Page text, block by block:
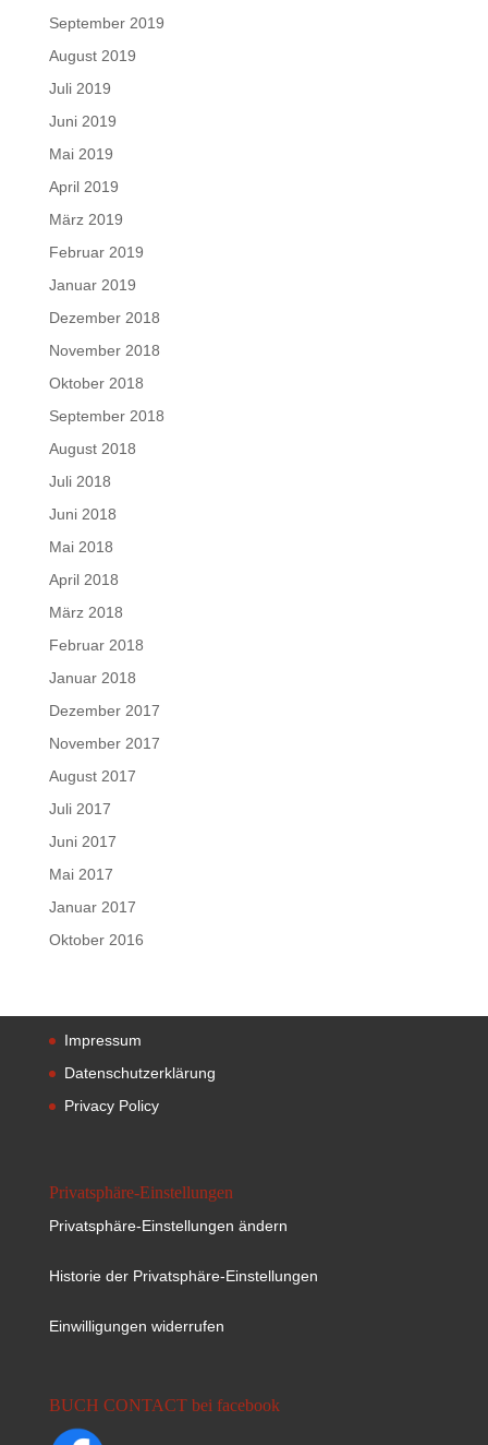
September 2019
August 2019
Juli 2019
Juni 2019
Mai 2019
April 2019
März 2019
Februar 2019
Januar 2019
Dezember 2018
November 2018
Oktober 2018
September 2018
August 2018
Juli 2018
Juni 2018
Mai 2018
April 2018
März 2018
Februar 2018
Januar 2018
Dezember 2017
November 2017
August 2017
Juli 2017
Juni 2017
Mai 2017
Januar 2017
Oktober 2016
Impressum
Datenschutzerklärung
Privacy Policy
Privatsphäre-Einstellungen
Privatsphäre-Einstellungen ändern
Historie der Privatsphäre-Einstellungen
Einwilligungen widerrufen
BUCH CONTACT bei facebook